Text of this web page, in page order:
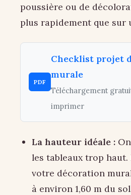
poussière ou de
plus rapidement que sur
PDF
Checklist projet
murale
Téléchargement
imprimer
La hauteur idéale :
les tableaux trop haut.
votre décoration
à environ 1,60 m du